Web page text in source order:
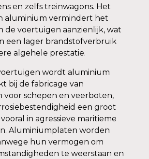
en zelfs treinwagons. Het
aluminium vermindert het
de voertuigen aanzienlijk, wat
een lager brandstofverbruik
algehele prestatie.
wordt aluminium
bij de fabricage van
voor schepen en veerboten,
een groot
in agressieve maritieme
Aluminiumplaten worden
hun vermogen om
te weerstaan en